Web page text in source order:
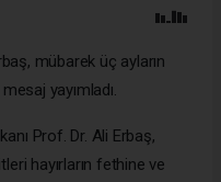
mübarek üç ayların
yayımladı.
Prof. Dr. Ali Erbaş,
hayırların fethine ve